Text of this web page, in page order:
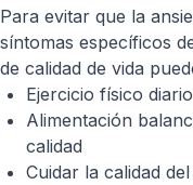
Para evitar que la
síntomas específicos
de calidad de vida
Ejercicio físico diario
Alimentación
calidad
Cuidar la calidad